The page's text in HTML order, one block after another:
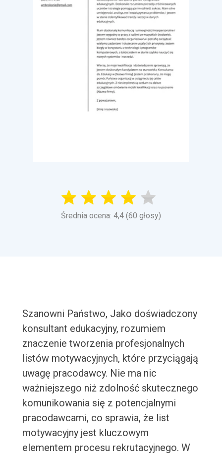
Średnia ocena: 4,4 (60 głosy)
Szanowni Państwo, Jako doświadczony
konsultant edukacyjny, rozumiem
znaczenie tworzenia profesjonalnych
listów motywacyjnych, które przyciągają
uwagę pracodawcy. Nie ma nic
ważniejszego niż zdolność skutecznego
komunikowania się z potencjalnymi
pracodawcami, co sprawia, że list
motywacyjny jest kluczowym
elementem procesu rekrutacyjnego. W